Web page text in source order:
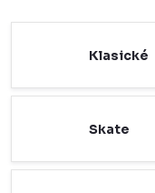
Klasické
Skate